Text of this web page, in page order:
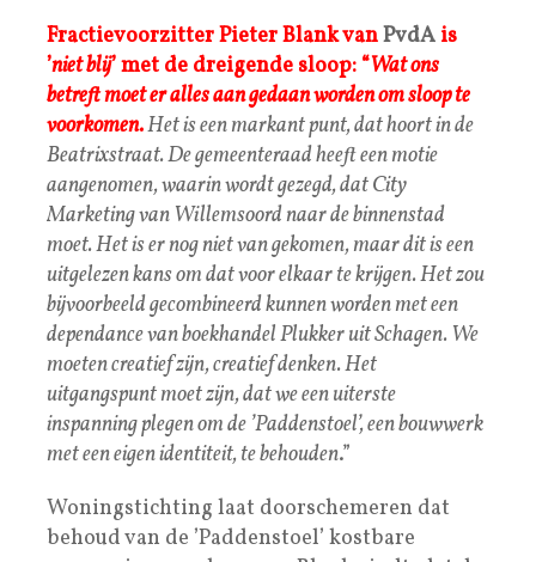
Fractievoorzitter Pieter Blank vanPvdA is
’niet blij’ met de dreigende sloop: “Wat ons
betreft moet er alles aan gedaan worden om sloop te
voorkomen.Het is een markant punt, dat hoort in de
Beatrixstraat. De gemeenteraad heeft een motie
aangenomen, waarin wordt gezegd, dat City
Marketing van Willemsoord naar de binnenstad
moet. Het is er nog niet van gekomen, maar dit is een
uitgelezen kans om dat voor elkaar te krijgen. Het zou
bijvoorbeeld gecombineerd kunnen worden met een
dependance van boekhandel Plukker uit Schagen. We
moeten creatief zijn, creatief denken. Het
uitgangspunt moet zijn, dat we een uiterste
inspanning plegen om de ’Paddenstoel’, een bouwwerk
met een eigen identiteit, te behouden.”
Woningstichting laat doorschemeren dat
behoud van de ’Paddenstoel’ kostbare